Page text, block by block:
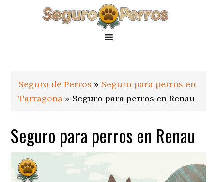
Seguro de Perros » Seguro para perros en
Tarragona » Seguro para perros en Renau
Seguro para perros en Renau